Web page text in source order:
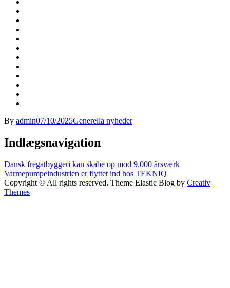
By admin07/10/2025Generella nyheder
Indlægsnavigation
Dansk fregatbyggeri kan skabe op mod 9.000 årsværk
Varmepumpeindustrien er flyttet ind hos TEKNIQ
Copyright © All rights reserved. Theme Elastic Blog by Creativ
Themes